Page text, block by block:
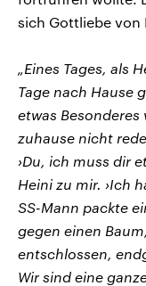
sich Gottliebe von
„Eines Tages, als
Tage nach Hause
etwas
zuhause nicht
›Du, ich muss dir
Heini zu mir. ›Ich
SS-Mann packte
gegen einen
entschlossen,
Wir sind eine